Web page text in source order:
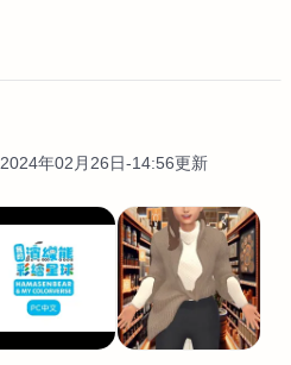
2024年02月26日-14:56更新